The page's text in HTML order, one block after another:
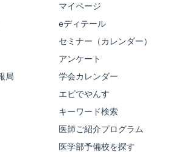
局
マイページ
eディテール
セミナー（カレンダー）
アンケート
学会カレンダー
エビでやんす
キーワード検索
医師ご紹介プログラム
医学部予備校を探す